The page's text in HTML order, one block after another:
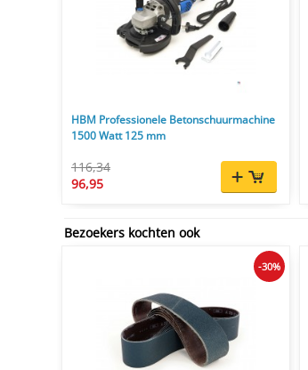
HBM Professionele Betonschuurmachine
1500 Watt 125 mm
116,34
96,95
Bezoekers kochten ook
-30%